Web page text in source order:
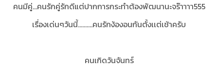
คนมีคู่...คนรักคู่รักดีแต่ปากการกระทำต้องพัฒนานะจร๊าาาา555
เรื่องเด่นๆวันนี้..........คนรักง้องอนกันตั้งเเต่เช้าครับ
คนเกิดวันจันทร์